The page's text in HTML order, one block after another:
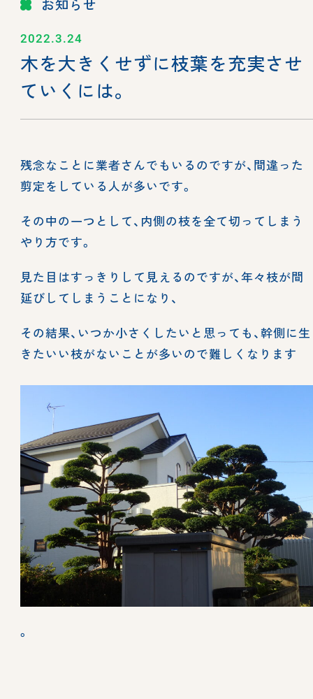
お知らせ
2022.3.24
木を大きくせずに枝葉を充実させ
ていくには。
残念なことに業者さんでもいるのですが、間違った
剪定をしている人が多いです。
その中の一つとして、内側の枝を全て切ってしまう
やり方です。
見た目はすっきりして見えるのですが、年々枝が間
延びしてしまうことになり、
その結果、いつか小さくしたいと思っても、幹側に生
きたいい枝がないことが多いので難しくなります
。